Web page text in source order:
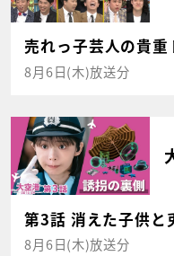
売れっ子芸人の貴
8月6日(木)放送分
第3話 消えた子供と
8月6日(木)放送分